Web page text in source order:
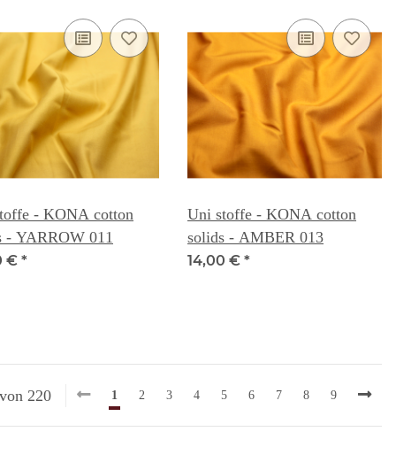
- KONA cotton
- YARROW 011
€ *
Uni stoffe - KONA cotton
solids - AMBER 013
14,00 € *
220 1 2 3 4 5 6 7 8 9